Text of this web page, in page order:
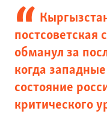
постсоветская
обманул за
когда
состояние
критического